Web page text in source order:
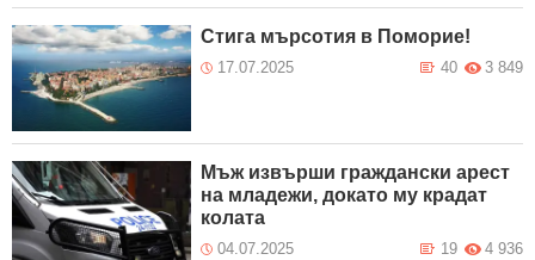
Стига мърсотия в Поморие!
17.07.2025 3 849
40
Мъж извърши граждански арест
на младежи, докато му крадат
колата
04.07.2025 4 936
19